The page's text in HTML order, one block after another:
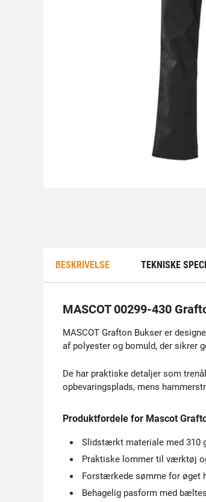
BESKRIVELSE TEKNISKE
MASCOT 00299-430
MASCOT Grafton Bukser er
af polyester og bomuld, der sikrer
De har praktiske detaljer som
opbevaringsplads, mens
Produktfordele for Mascot
Slidstærkt materiale med 310
Praktiske lommer til værktøj
Forstærkede sømme for øget
Behagelig pasform med